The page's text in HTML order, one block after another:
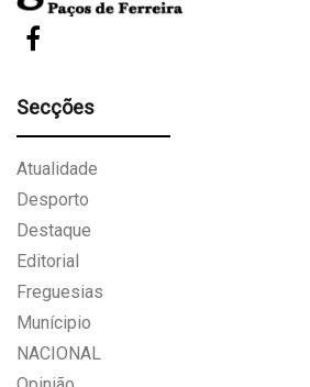
Secções
Atualidade
Desporto
Destaque
Editorial
Freguesias
Munícipio
NACIONAL